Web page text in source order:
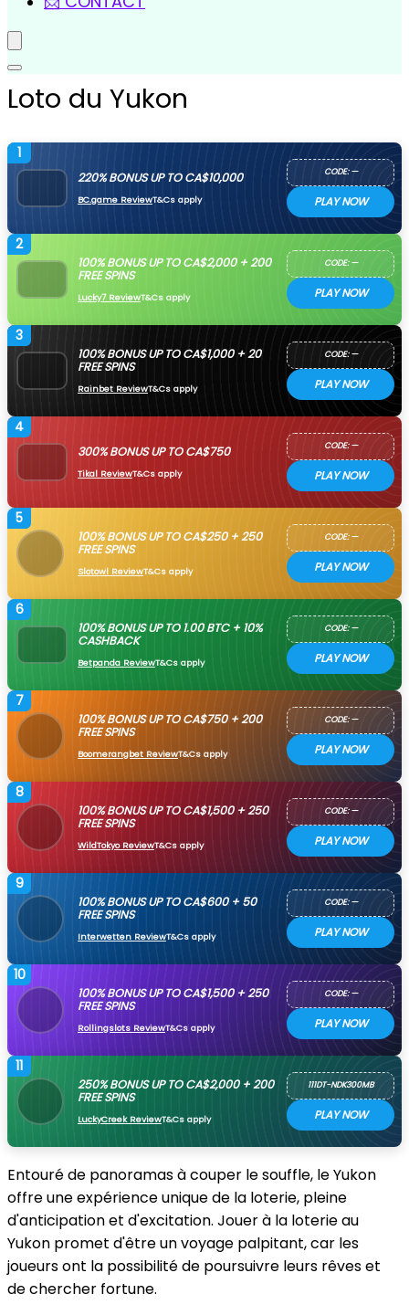
Loto du Yukon
1
220% BONUS UP TO CA$10,000
BC.game ReviewT&Cs apply
CODE: —
PLAY NOW
2
100% BONUS UP TO CA$2,000 + 200
FREE SPINS
Lucky7 ReviewT&Cs apply
CODE: —
PLAY NOW
3
100% BONUS UP TO CA$1,000 + 20
FREE SPINS
Rainbet ReviewT&Cs apply
CODE: —
PLAY NOW
4
300% BONUS UP TO CA$750
Tikal ReviewT&Cs apply
CODE: —
PLAY NOW
5
100% BONUS UP TO CA$250 + 250
FREE SPINS
Slotowl ReviewT&Cs apply
CODE: —
PLAY NOW
6
100% BONUS UP TO 1.00 BTC + 10%
CASHBACK
Betpanda ReviewT&Cs apply
CODE: —
PLAY NOW
7
100% BONUS UP TO CA$750 + 200
FREE SPINS
Boomerangbet ReviewT&Cs apply
CODE: —
PLAY NOW
8
100% BONUS UP TO CA$1,500 + 250
FREE SPINS
WildTokyo ReviewT&Cs apply
CODE: —
PLAY NOW
9
100% BONUS UP TO CA$600 + 50
FREE SPINS
Interwetten ReviewT&Cs apply
CODE: —
PLAY NOW
10
100% BONUS UP TO CA$1,500 + 250
FREE SPINS
Rollingslots ReviewT&Cs apply
CODE: —
PLAY NOW
11
250% BONUS UP TO CA$2,000 + 200
FREE SPINS
LuckyCreek ReviewT&Cs apply
111DT-NDK300MB
PLAY NOW
Entouré de panoramas à couper le souffle, le Yukon
offre une expérience unique de la loterie, pleine
d'anticipation et d'excitation. Jouer à la loterie au
Yukon promet d'être un voyage palpitant, car les
joueurs ont la possibilité de poursuivre leurs rêves et
de chercher fortune.